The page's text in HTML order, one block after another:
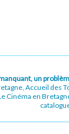
un
Accueil
en